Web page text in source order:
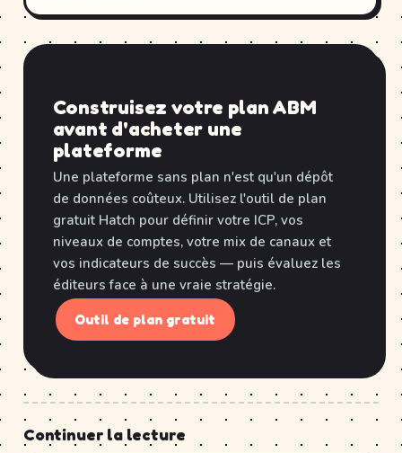
Construisez votre plan ABM
avant d'acheter une
plateforme
Une plateforme sans plan n'est qu'un dépôt
de données coûteux. Utilisez l'outil de plan
gratuit Hatch pour définir votre ICP, vos
niveaux de comptes, votre mix de canaux et
vos indicateurs de succès — puis évaluez les
éditeurs face à une vraie stratégie.
Outil de plan gratuit
Continuer la lecture